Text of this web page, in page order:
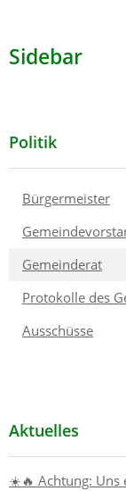
Sidebar
Politik
Bürgermeister
Gemeinderat
Protokolle des
Ausschüsse
Aktuelles
☀️🔥 Achtung: Uns